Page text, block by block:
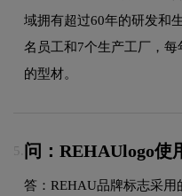
域拥有超过60年的研发和
名员工和7个生产工厂，
的型材。
5. 问：REHAUlogo使
答：REHAU品牌标志采